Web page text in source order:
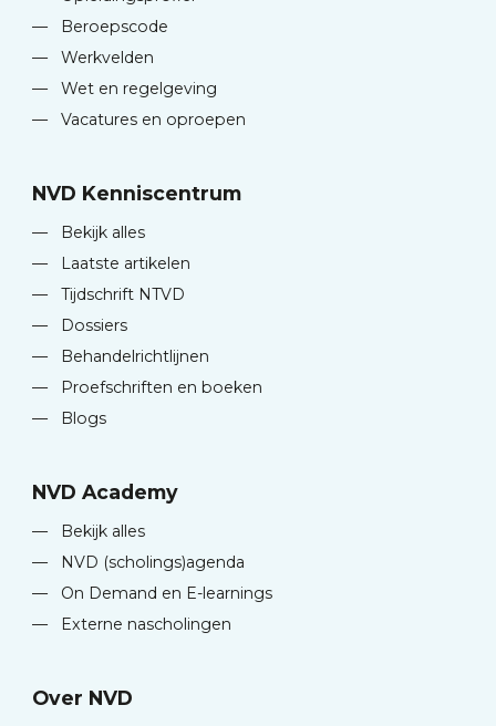
—
Beroepscode
—
Werkvelden
—
Wet en regelgeving
—
Vacatures en oproepen
NVD Kenniscentrum
—
Bekijk alles
—
Laatste artikelen
—
Tijdschrift NTVD
—
Dossiers
—
Behandelrichtlijnen
—
Proefschriften en boeken
—
Blogs
NVD Academy
—
Bekijk alles
—
NVD (scholings)agenda
—
On Demand en E-learnings
—
Externe nascholingen
Over NVD